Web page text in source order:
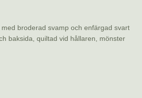
broderad svamp och enfärgad svart
baksida, quiltad vid hållaren, mönster